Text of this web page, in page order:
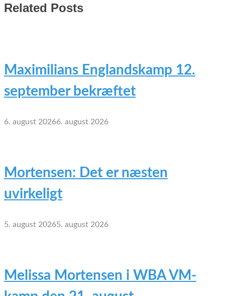
Related Posts
Maximilians Englandskamp 12.
september bekræftet
6. august 20266. august 2026
Mortensen: Det er næsten
uvirkeligt
5. august 20265. august 2026
Melissa Mortensen i WBA VM-